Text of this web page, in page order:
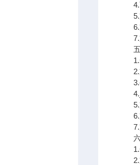
4.可
5.支
6.
7.支
五
1.安
2.
3.手
5.支
6.
7.支
六
2.支